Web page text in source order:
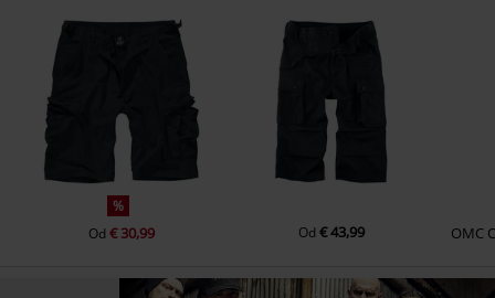
%
Od € 30,99 Od € 43,99 OMC